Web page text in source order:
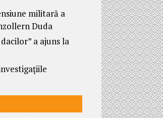
militară a
Duda
a ajuns la